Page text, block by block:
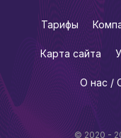
© 2020 -
Тарифы
Карта сайта
О нас /